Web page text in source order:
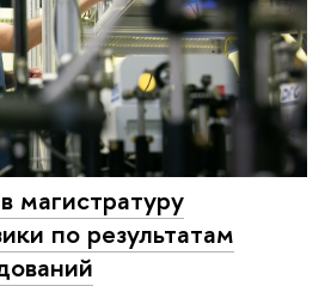
магистратуру
по результатам